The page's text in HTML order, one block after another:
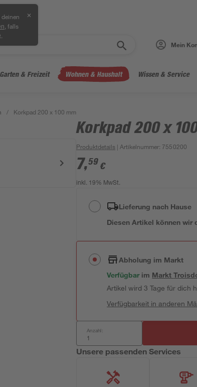
, falls
✕
Mein
Garten & Freizeit Wohnen & Haushalt Wissen & Service
/ Korkpad 200 x 100 mm
Korkpad 200 x
Produktdetails | Artikelnummer: 7550200
7,59 €
inkl. 19% MwSt.
Lieferung nach Hause
Diesen Artikel können wir
Abholung im Markt
Verfügbar im Markt
Artikel wird 3 Tage für dich
Verfügbarkeit in anderen
Anzahl:
Unsere passenden Services